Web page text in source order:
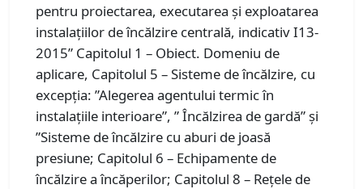
pentru proiectarea, executarea şi exploatarea
instalaţiilor de încălzire centrală, indicativ I13-
2015” Capitolul 1 – Obiect. Domeniu de
aplicare, Capitolul 5 – Sisteme de încălzire, cu
excepția: ”Alegerea agentului termic în
instalațiile interioare”, ” Încălzirea de gardă” și
”Sisteme de încălzire cu aburi de joasă
presiune; Capitolul 6 – Echipamente de
încălzire a încăperilor; Capitolul 8 – Rețele de